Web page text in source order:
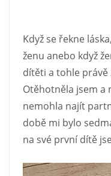
Když se řekne
ženu anebo když
dítěti a tohle právě
Otěhotněla jsem a
nemohla najít
době mi bylo
na své první dítě